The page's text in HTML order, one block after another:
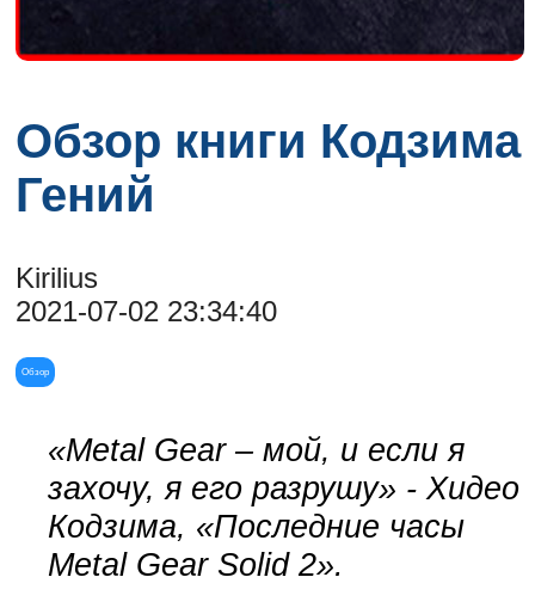
Обзор книги Кодзима
Гений
Kirilius
2021-07-02 23:34:40
Обзор
«Metal Gear – мой, и если я
захочу, я его разрушу» - Хидео
Кодзима, «Последние часы
Metal Gear Solid 2».